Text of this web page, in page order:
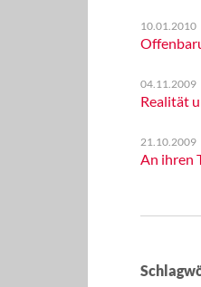
10.01.2010
04.11.2009
Realität
21.10.2009
An ihren